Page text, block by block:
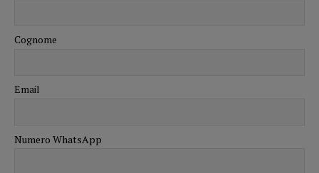
Cognome
Email
Numero WhatsApp